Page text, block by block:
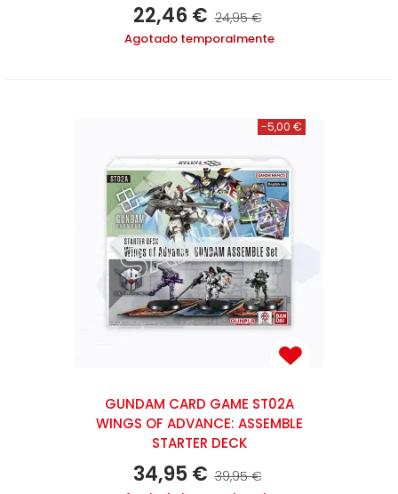
22,46 € 24,95 €
Agotado temporalmente
-5,00 €
GUNDAM CARD GAME ST02A
WINGS OF ADVANCE: ASSEMBLE
STARTER DECK
34,95 € 39,95 €